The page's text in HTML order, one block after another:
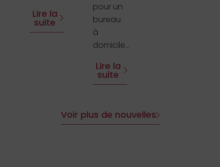
Lire la
suite
pour un
bureau
à
domicile...
Lire la
suite
Voir plus de nouvelles